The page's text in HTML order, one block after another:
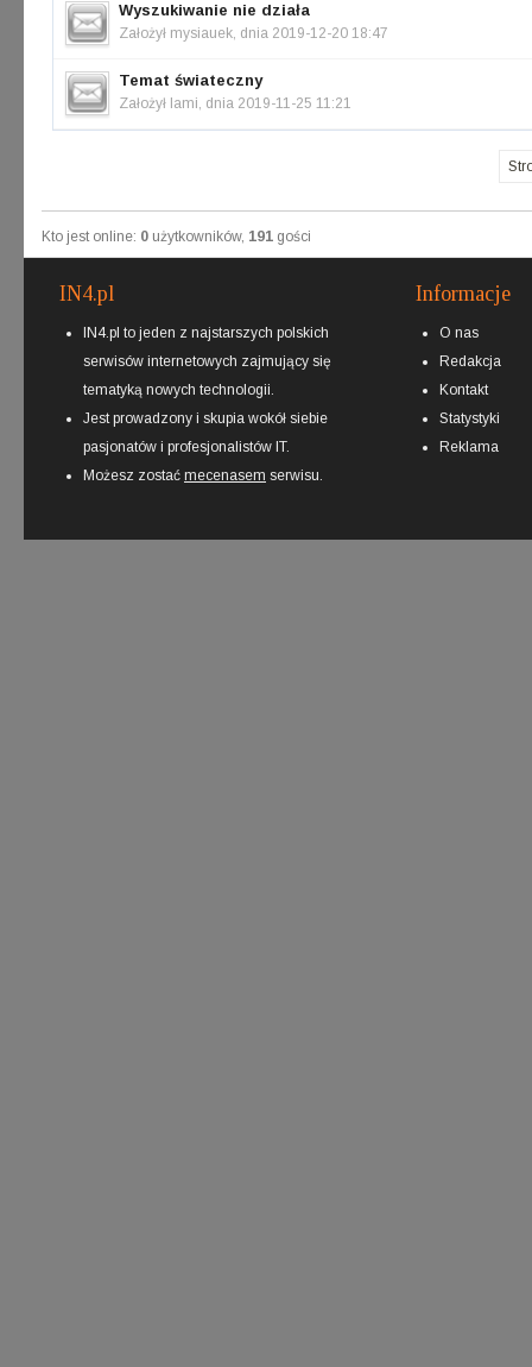
Wyszukiwanie nie działa
Założył mysiauek, dnia 2019-12-20 18:47
Temat świateczny
Założył lami, dnia 2019-11-25 11:21
Kto jest online: 0 użytkowników, 191 gości
IN4.pl
IN4.pl to jeden z najstarszych polskich
serwisów internetowych zajmujący się
tematyką nowych technologii.
Jest prowadzony i skupia wokół siebie
pasjonatów i profesjonalistów IT.
Możesz zostać mecenasem serwisu.
Informacje
O nas
Redakcja
Kontakt
Statystyki
Reklama